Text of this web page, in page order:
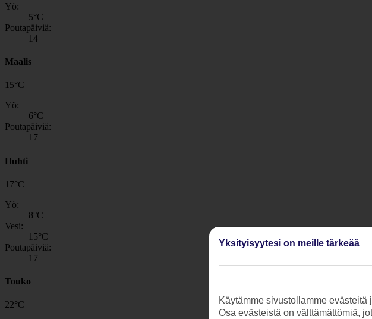
Yö:
5°C
Poutapäiviä:
14
Maalis
15°C
Yö:
6°C
Poutapäiviä:
17
Huhti
17°C
Yö:
8°C
Vesi:
15°C
Poutapäiviä:
17
Touko
22°C
Yksityisyytesi on meille tärkeää
Käytämme sivustollamme
Osa evästeistä on välttämättömiä,